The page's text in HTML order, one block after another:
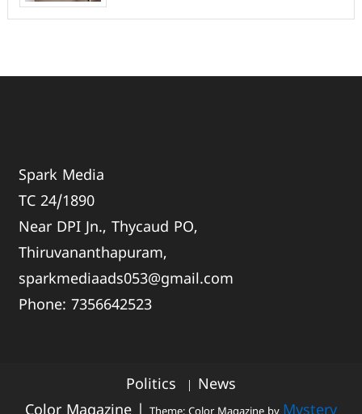
Spark Media
TC 24/1890
Near DPI Jn., Thycaud PO,
Thiruvananthapuram,
sparkmediaads053@gmail.com
Phone:7356642523
Politics
News